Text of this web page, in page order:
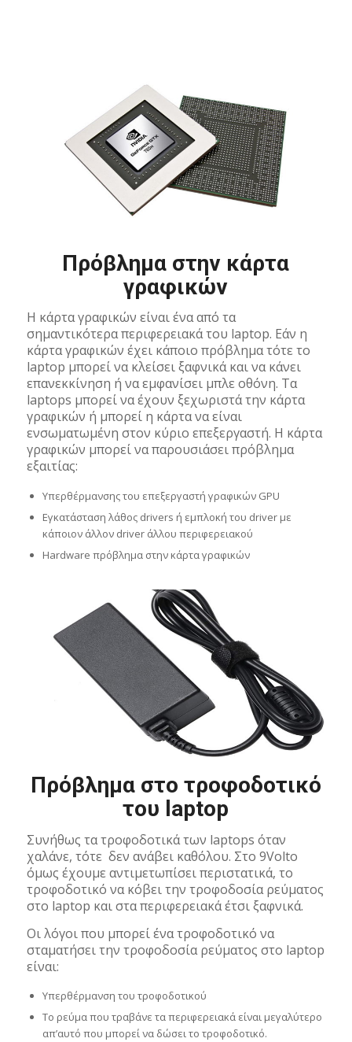
Πρόβλημα στην κάρτα
γραφικών
Η κάρτα γραφικών είναι ένα από τα
σημαντικότερα περιφερειακά του laptop. Εάν η
κάρτα γραφικών έχει κάποιο πρόβλημα τότε το
laptop μπορεί να κλείσει ξαφνικά και να κάνει
επανεκκίνηση ή να εμφανίσει μπλε οθόνη. Τα
laptops μπορεί να έχουν ξεχωριστά την κάρτα
γραφικών ή μπορεί η κάρτα να είναι
ενσωματωμένη στον κύριο επεξεργαστή. Η κάρτα
γραφικών μπορεί να παρουσιάσει πρόβλημα
εξαιτίας:
Υπερθέρμανσης του επεξεργαστή γραφικών GPU
Εγκατάσταση λάθος drivers ή εμπλοκή του driver με
κάποιον άλλον driver άλλου περιφερειακού
Hardware πρόβλημα στην κάρτα γραφικών
Πρόβλημα στο τροφοδοτικό
του laptop
Συνήθως τα τροφοδοτικά των laptops όταν
χαλάνε, τότε δεν ανάβει καθόλου. Στο 9Volto
όμως έχουμε αντιμετωπίσει περιστατικά, το
τροφοδοτικό να κόβει την τροφοδοσία ρεύματος
στο laptop και στα περιφερειακά έτσι ξαφνικά.
Οι λόγοι που μπορεί ένα τροφοδοτικό να
σταματήσει την τροφοδοσία ρεύματος στο laptop
είναι:
Υπερθέρμανση του τροφοδοτικού
Το ρεύμα που τραβάνε τα περιφερειακά είναι μεγαλύτερο
απ’αυτό που μπορεί να δώσει το τροφοδοτικό.